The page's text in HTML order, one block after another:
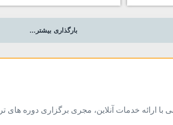
بارگذاری بیشتر...
با ارائه خدمات آنلاین، مجری برگزاری دوره